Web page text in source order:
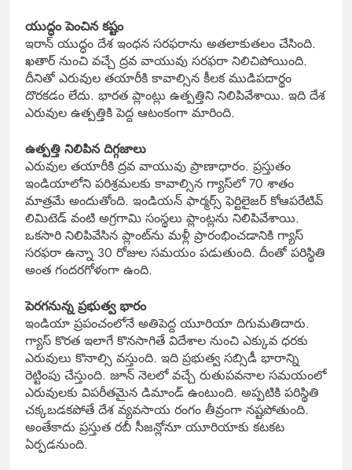
యుద్ధం పెంచిన కష్టం
ఇరాన్ యుద్ధం దేశ ఇంధన సరఫరాను అతలాకుతలం చేసింది.
ఖతార్ నుంచి వచ్చే ద్రవ వాయువు సరఫరా నిలిచిపోయింది.
దీనితో ఎరువుల తయారీకి కావాల్సిన కీలక ముడిపదార్థం
దొరకడం లేదు. భారత ప్లాంట్లు ఉత్పత్తిని నిలిపివేశాయి. ఇది దేశ
ఎరువుల ఉత్పత్తికి పెద్ద ఆటంకంగా మారింది.
ఉత్పత్తి నిలిపిన దిగ్గజాలు
ఎరువుల తయారీకి ద్రవ వాయువు ప్రాణాధారం. ప్రస్తుతం
ఇండియాలోని పరిశ్రమలకు కావాల్సిన గ్యాస్‌లో 70 శాతం
మాత్రమే అందుతోంది. ఇండియన్ ఫార్మర్స్ ఫెర్టిలైజర్ కోఆపరేటివ్
లిమిటెడ్ వంటి అగ్రగామి సంస్థలు ప్లాంట్లను నిలిపివేశాయి.
ఒకసారి నిలిపివేసిన ప్లాంట్‌ను మళ్లీ ప్రారంభించడానికి గ్యాస్
సరఫరా ఉన్నా 30 రోజుల సమయం పడుతుంది. దీంతో పరిస్థితి
అంత గందరగోళంగా ఉంది.
పెరగనున్న ప్రభుత్వ భారం
ఇండియా ప్రపంచంలోనే అతిపెద్ద యూరియా దిగుమతిదారు.
గ్యాస్ కొరత ఇలాగే కొనసాగితే విదేశాల నుంచి ఎక్కువ ధరకు
ఎరువులు కొనాల్సి వస్తుంది. ఇది ప్రభుత్వ సబ్సిడీ భారాన్ని
రెట్టింపు చేస్తుంది. జూన్ నెలలో వచ్చే రుతుపవనాల సమయంలో
ఎరువులకు విపరీతమైన డిమాండ్ ఉంటుంది. అప్పటికి పరిస్థితి
చక్కబడకపోతే దేశ వ్యవసాయ రంగం తీవ్రంగా నష్టపోతుంది.
అంతేకాదు ప్రస్తుత రబీ సీజన్లోనూ యూరియాకు కటకట
ఏర్పడనుంది.